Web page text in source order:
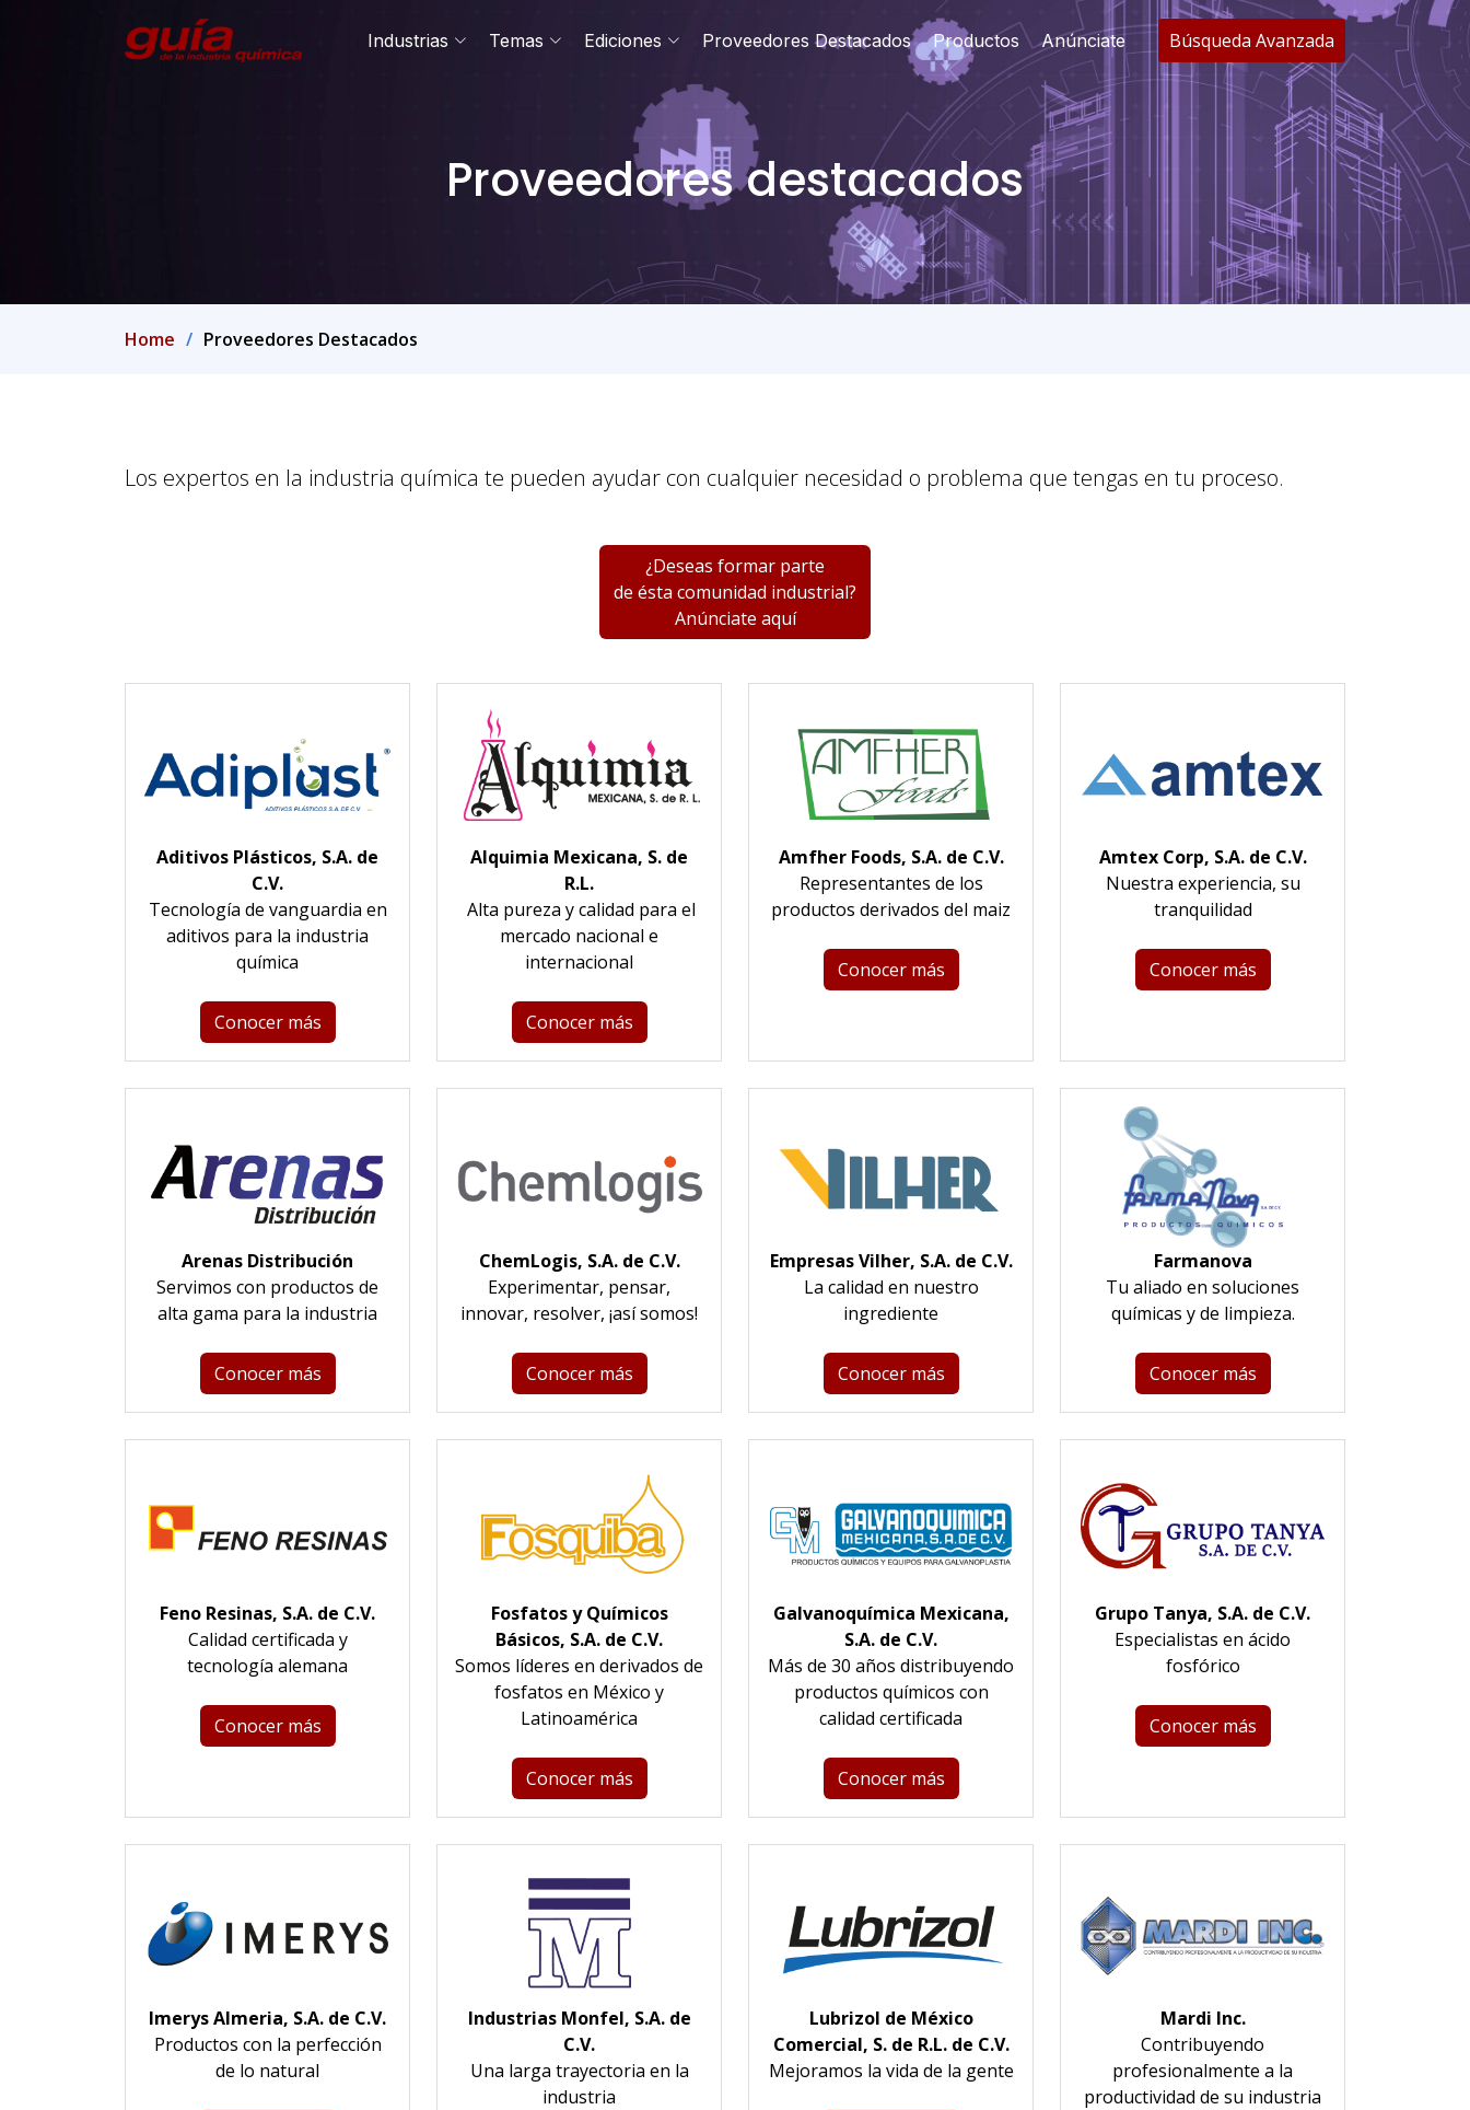
Industrias Temas Ediciones Proveedores Destacados Productos Anúnciate Búsqueda Avanzada
Proveedores destacados
Home Proveedores Destacados
Los expertos en la industria química te pueden ayudar con cualquier necesidad o problema que tengas en tu proceso.
¿Deseas formar parte
de ésta comunidad industrial?
Anúnciate aquí
Aditivos Plásticos, S.A. de
C.V.
Tecnología de vanguardia en
aditivos para la industria
química
Conocer más
Alquimia Mexicana, S. de
R.L.
Alta pureza y calidad para el
mercado nacional e
internacional
Conocer más
Amfher Foods, S.A. de C.V.
Representantes de los
productos derivados del maiz
Conocer más
Amtex Corp, S.A. de C.V.
Nuestra experiencia, su
tranquilidad
Conocer más
Arenas Distribución
Servimos con productos de
alta gama para la industria
Conocer más
ChemLogis, S.A. de C.V.
Experimentar, pensar,
innovar, resolver, ¡así somos!
Conocer más
Empresas Vilher, S.A. de C.V.
La calidad en nuestro
ingrediente
Conocer más
Farmanova
Tu aliado en soluciones
químicas y de limpieza.
Conocer más
Feno Resinas, S.A. de C.V.
Calidad certificada y
tecnología alemana
Conocer más
Fosfatos y Químicos
Básicos, S.A. de C.V.
Somos líderes en derivados de
fosfatos en México y
Latinoamérica
Conocer más
Galvanoquímica Mexicana,
S.A. de C.V.
Más de 30 años distribuyendo
productos químicos con
calidad certificada
Conocer más
Grupo Tanya, S.A. de C.V.
Especialistas en ácido
fosfórico
Conocer más
Imerys Almeria, S.A. de C.V.
Productos con la perfección
de lo natural
Industrias Monfel, S.A. de
C.V.
Una larga trayectoria en la
industria
Lubrizol de México
Comercial, S. de R.L. de C.V.
Mejoramos la vida de la gente
Mardi Inc.
Contribuyendo
profesionalmente a la
productividad de su industria